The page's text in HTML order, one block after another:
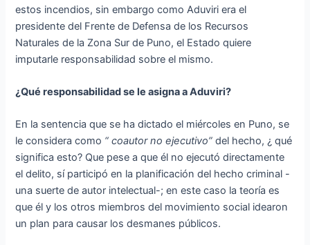
estos incendios, sin embargo como Aduviri era el
presidente del Frente de Defensa de los Recursos
Naturales de la Zona Sur de Puno, el Estado quiere
imputarle responsabilidad sobre el mismo.
¿Qué responsabilidad se le asigna a Aduviri?
En la sentencia que se ha dictado el miércoles en Puno, se
le considera como “ coautor no ejecutivo” del hecho, ¿ qué
significa esto? Que pese a que él no ejecutó directamente
el delito, sí participó en la planificación del hecho criminal -
una suerte de autor intelectual-; en este caso la teoría es
que él y los otros miembros del movimiento social idearon
un plan para causar los desmanes públicos.